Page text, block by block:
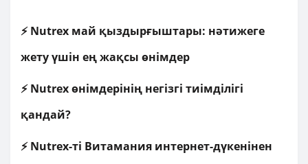
⚡ Nutrex май қыздырғыштары: нәтижеге
жету үшін ең жақсы өнімдер
⚡ Nutrex өнімдерінің негізгі тиімділігі
қандай?
⚡ Nutrex-ті Витамания интернет-дүкенінен